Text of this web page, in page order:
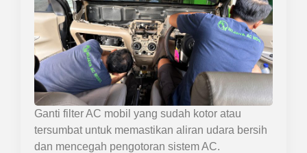
Ganti filter AC mobil yang sudah kotor atau
tersumbat untuk memastikan aliran udara bersih
dan mencegah pengotoran sistem AC.